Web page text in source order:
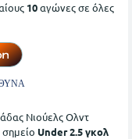
10αγώνες σε όλες
Νιούελς Ολντ
Under 2.5 γκολ